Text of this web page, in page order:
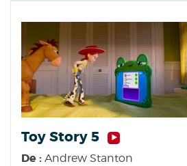
Toy Story 5
De : Andrew Stanton